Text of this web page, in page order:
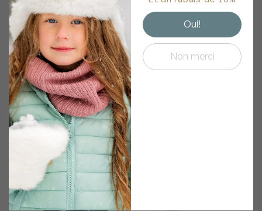
BOTTE DE POIL EN
VACHE NOIRE
465.00$
5.00 sur 5
Oui!
Non merci
d'entretiens • Offres
exclusives